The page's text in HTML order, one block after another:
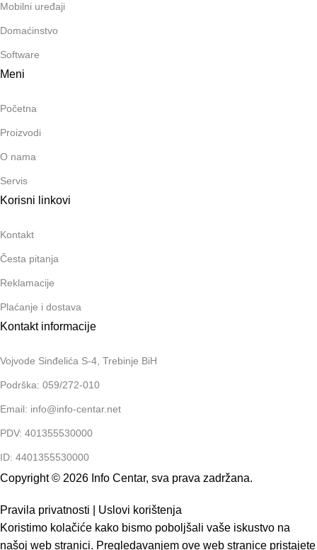
Mobilni uređaji
Domaćinstvo
Software
Meni
Početna
Proizvodi
O nama
Servis
Korisni linkovi
Kontakt
Česta pitanja
Reklamacije
Plaćanje i dostava
Kontakt informacije
Vojvode Sinđelića S-4, Trebinje BiH
Podrška: 059/272-010
Email: info@info-centar.net
PDV: 401355530000
ID: 4401355530000
Copyright © 2026 Info Centar, sva prava zadržana.
Pravila privatnosti
Uslovi korištenja
Koristimo kolačiće kako bismo poboljšali vaše iskustvo na
našoj web stranici. Pregledavanjem ove web stranice pristajete